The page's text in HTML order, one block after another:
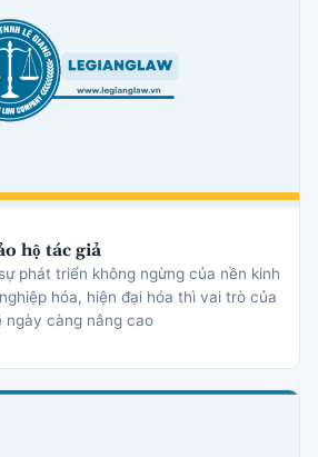
hộ tác giả
phát triển không ngừng của nền kinh
hóa, hiện đại hóa thì vai trò của
ngày càng nâng cao